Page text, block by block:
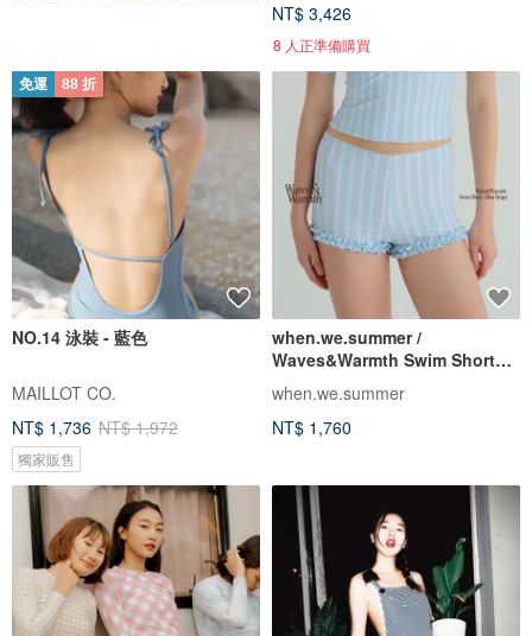
NT$ 3,426
8 人正準備購買
免運 88 折
NO.14 泳裝 - 藍色
MAILLOT CO.
NT$ 1,736 NT$ 1,972
獨家販售
when.we.summer /
Waves&Warmth Swim Short
(僅褲裝)
when.we.summer
NT$ 1,760